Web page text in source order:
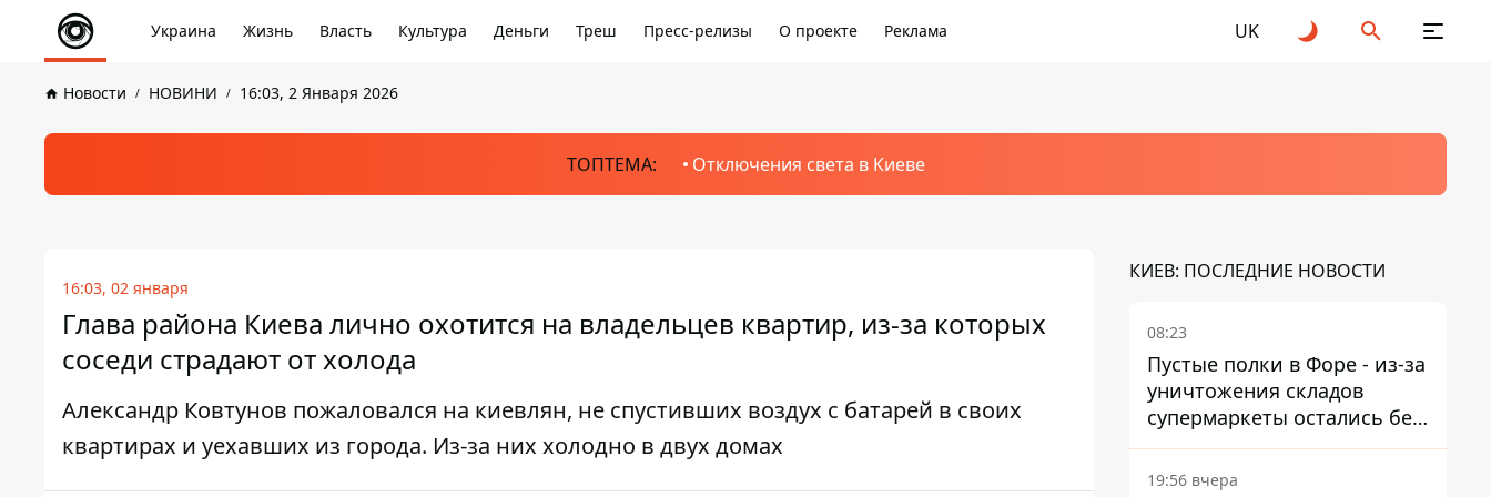
Украина Жизнь Власть Культура Деньги Треш Пресс-релизы О проекте Реклама UK
Новости НОВИНИ 16:03, 2 Января 2026
ТОПТЕМА: Отключения света в Киеве
16:03, 02 января
Глава района Киева лично охотится на владельцев квартир, из-за которых
соседи страдают от холода
Александр Ковтунов пожаловался на киевлян, не спустивших воздух с батарей в своих
квартирах и уехавших из города. Из-за них холодно в двух домах
КИЕВ: ПОСЛЕДНИЕ НОВОСТИ
08:23
Пустые полки в Форе - из-за
уничтожения складов
супермаркеты остались без
ассортимента
19:56 вчера